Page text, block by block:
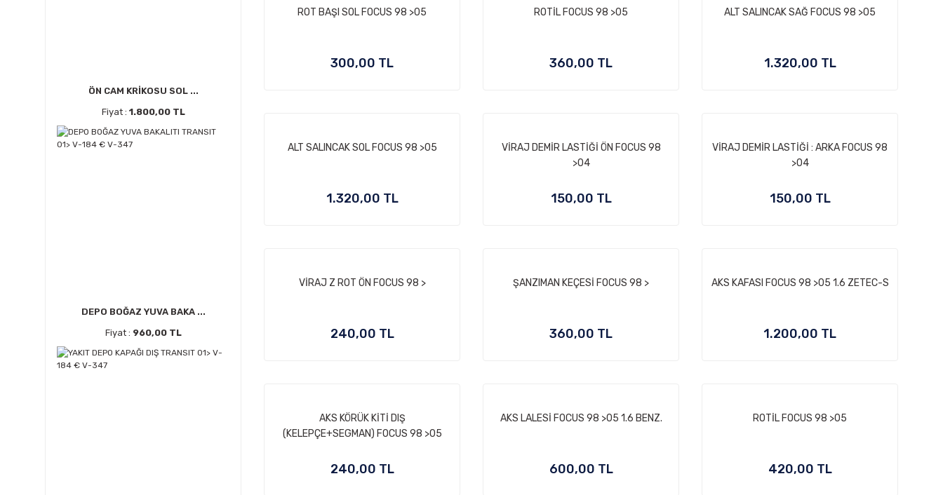
ÖN CAM KRİKOSU SOL ...
Fiyat : 1.800,00 TL
DEPO BOĞAZ YUVA BAKA ...
Fiyat : 960,00 TL
ROT BAŞI SOL FOCUS 98 >05
300,00 TL
ROTİL FOCUS 98 >05
360,00 TL
ALT SALINCAK SAĞ FOCUS 98 >05
1.320,00 TL
ALT SALINCAK SOL FOCUS 98 >05
1.320,00 TL
VİRAJ DEMİR LASTİĞİ ÖN FOCUS 98
>04
150,00 TL
VİRAJ DEMİR LASTİĞİ : ARKA FOCUS 98
>04
150,00 TL
VİRAJ Z ROT ÖN FOCUS 98 >
240,00 TL
ŞANZIMAN KEÇESİ FOCUS 98 >
360,00 TL
AKS KAFASI FOCUS 98 >05 1.6 ZETEC-S
1.200,00 TL
AKS KÖRÜK KİTİ DIŞ
(KELEPÇE+SEGMAN) FOCUS 98 >05
240,00 TL
AKS LALESİ FOCUS 98 >05 1.6 BENZ.
600,00 TL
ROTİL FOCUS 98 >05
420,00 TL